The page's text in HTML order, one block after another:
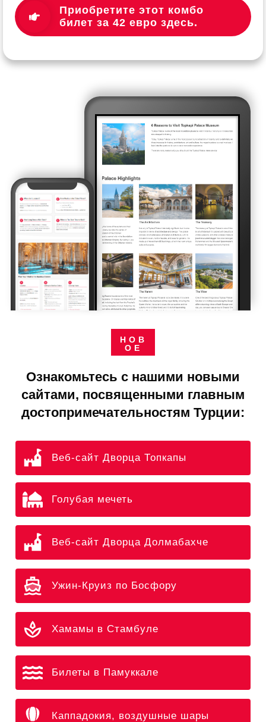
Приобретите этот комбо
билет за 42 евро здесь.
НОВ
ОЕ
Ознакомьтесь с нашими новыми
сайтами, посвященными главным
достопримечательностям Турции:
Веб-сайт Дворца Топкапы
Голубая мечеть
Веб-сайт Дворца Долмабахче
Ужин-Круиз по Босфору
Хамамы в Стамбуле
Билеты в Памуккале
Каппадокия, воздушные шары